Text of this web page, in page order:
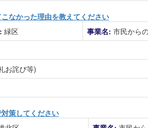
なかった理由を教えてください
緑区 事業名: 市民から
お詫び等)
策してください